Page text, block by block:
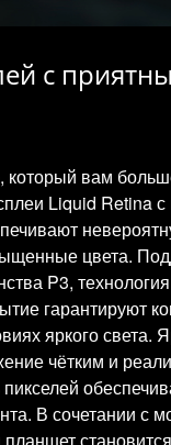
с
вам
Liquid Retina
цвета.
P3,
гарантируют
яркого света.
чётким и
В сочетании с